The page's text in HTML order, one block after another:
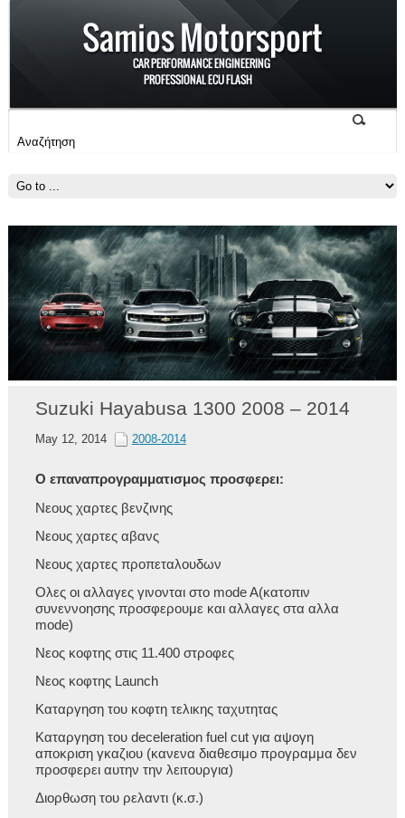
Suzuki Hayabusa 1300 2008 – 2014
May 12, 2014 2008-2014
Ο επαναπρογραμματισμος προσφερει:
Νεους χαρτες βενζινης
Νεους χαρτες αβανς
Νεους χαρτες προπεταλουδων
Ολες οι αλλαγες γινονται στο mode A(κατοπιν
συνεννοησης προσφερουμε και αλλαγες στα αλλα
mode)
Νεος κοφτης στις 11.400 στροφες
Νεος κοφτης Launch
Καταργηση του κοφτη τελικης ταχυτητας
Καταργηση του deceleration fuel cut για αψογη
αποκριση γκαζιου (κανενα διαθεσιμο προγραμμα δεν
προσφερει αυτην την λειτουργια)
Διορθωση του ρελαντι (κ.σ.)